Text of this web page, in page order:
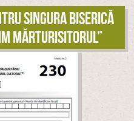
singura biserică
Mărturisitorul”